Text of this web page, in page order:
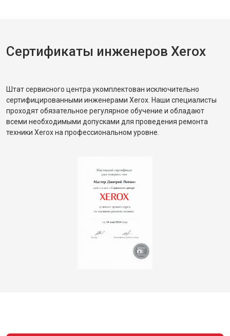
Сертификаты инженеров Xerox
Штат сервисного центра укомплектован исключительно
сертифицированными инженерами Xerox. Наши специалисты
проходят обязательное регулярное обучение и обладают
всеми необходимыми допусками для проведения ремонта
техники Xerox на профессиональном уровне.